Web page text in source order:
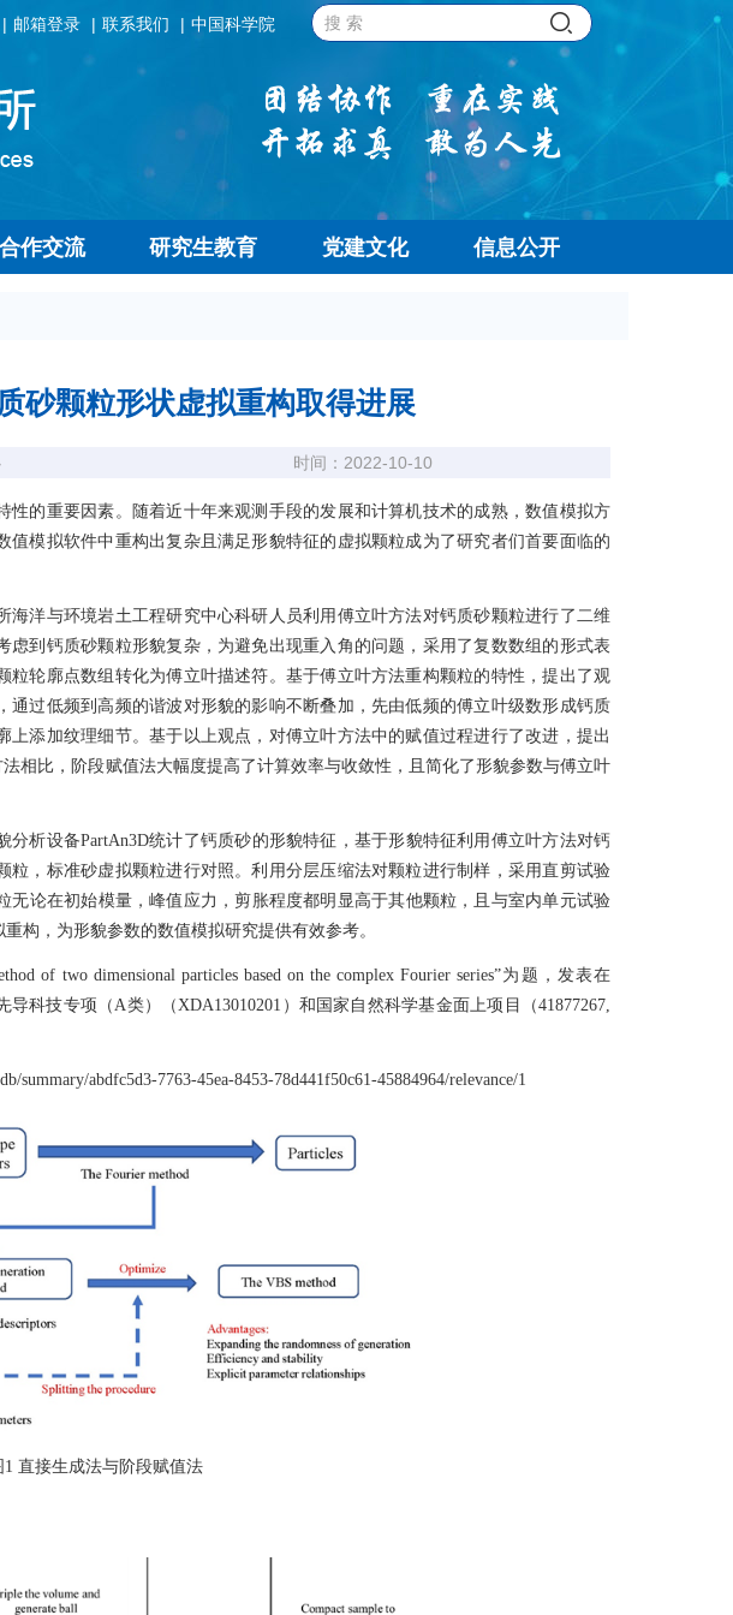
邮箱登录 联系我们 中国科学院
合作交流 研究生教育 党建文化 信息公开
砂颗粒形状虚拟重构取得进展
时间：2022-10-10
的重要因素。随着近十年来观测手段的发展和计算机技术的成熟，数值模拟方
模拟软件中重构出复杂且满足形貌特征的虚拟颗粒成为了研究者们首要面临的
洋与环境岩土工程研究中心科研人员利用傅立叶方法对钙质砂颗粒进行了二维
虑到钙质砂颗粒形貌复杂，为避免出现重入角的问题，采用了复数数组的形式表
轮廓点数组转化为傅立叶描述符。基于傅立叶方法重构颗粒的特性，提出了观
通过低频到高频的谐波对形貌的影响不断叠加，先由低频的傅立叶级数形成钙质
添加纹理细节。基于以上观点，对傅立叶方法中的赋值过程进行了改进，提出
相比，阶段赋值法大幅度提高了计算效率与收敛性，且简化了形貌参数与傅立叶
设备PartAn3D统计了钙质砂的形貌特征，基于形貌特征利用傅立叶方法对钙
粒，标准砂虚拟颗粒进行对照。利用分层压缩法对颗粒进行制样，采用直剪试验
无论在初始模量，峰值应力，剪胀程度都明显高于其他颗粒，且与室内单元试验
构，为形貌参数的数值模拟研究提供有效参考。
of two dimensional particles based on the complex Fourier series”为题，发表在
导科技专项（A类）（XDA13010201）和国家自然科学基金面上项目（41877267,
abdfc5d3-7763-45ea-8453-78d441f50c61-45884964/relevance/1
1 直接生成法与阶段赋值法